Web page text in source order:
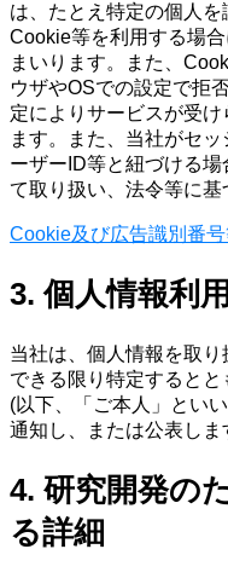
は、たとえ特定の個人を
Cookie等を利用する場
まいります。また、
ウザやOSでの設定で拒
定によりサービスが受
ます。また、当社がセ
ーザーID等と紐づける
て取り扱い、法令等に基
Cookie及び広告識別番
3. 個人情報利
当社は、個人情報を取
できる限り特定すると
(以下、「ご本人」とい
通知し、または公表しま
4. 研究開発の
る詳細